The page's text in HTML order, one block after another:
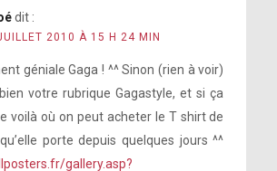
dit :
2010 À 15 H 24 MIN
géniale Gaga ! ^^ Sinon (rien à voir)
votre rubrique Gagastyle, et si ça
voilà où on peut acheter le T shirt de
porte depuis quelques jours ^^
gallery.asp?